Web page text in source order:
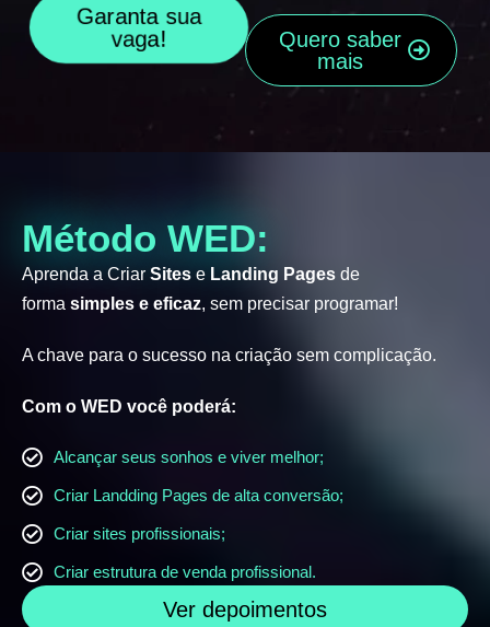
Garanta sua
vaga!
Quero saber
mais
Método WED:
Aprenda a Criar Sites e Landing Pages de
forma simples e eficaz, sem precisar programar!
A chave para o sucesso na criação sem complicação.
Com o WED você poderá:
Alcançar seus sonhos e viver melhor;
Criar Landding Pages de alta conversão;
Criar sites profissionais;
Criar estrutura de venda profissional.
Ver depoimentos